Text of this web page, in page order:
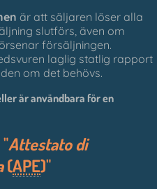
är att säljaren löser alla
slutförs, även om
försäljningen.
laglig statlig rapport
om det behövs.
är användbara för en
Attestato di
(APE)"